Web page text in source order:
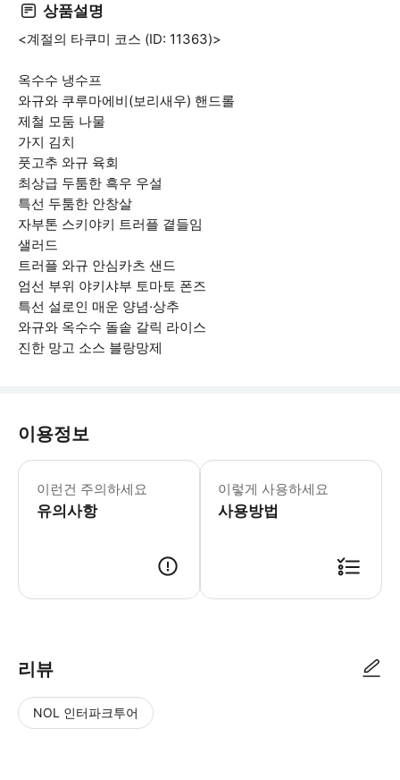
상품설명
<계절의 타쿠미 코스 (ID: 11363)>
옥수수 냉수프
와규와 쿠루마에비(보리새우) 핸드롤
제철 모둠 나물
가지 김치
풋고추 와규 육회
최상급 두툼한 흑우 우설
특선 두툼한 안창살
자부톤 스키야키 트러플 곁들임
샐러드
트러플 와규 안심카츠 샌드
엄선 부위 야키샤부 토마토 폰즈
특선 설로인 매운 양념·상추
와규와 옥수수 돌솥 갈릭 라이스
진한 망고 소스 블랑망제
이용정보
이런건 주의하세요
유의사항
·저희 코스는 반드시 방문하시는 인
이렇게 사용하세요
사용방법
리뷰
NOL 인터파크투어